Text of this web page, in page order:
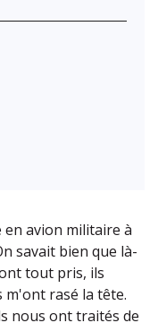
en avion militaire à
savait bien que là-
tout pris, ils
rasé la tête.
nous ont traités de